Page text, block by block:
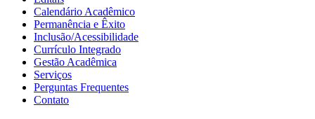
Calendário Acadêmico
Permanência e Êxito
Inclusão/Acessibilidade
Currículo Integrado
Gestão Acadêmica
Serviços
Perguntas Frequentes
Contato